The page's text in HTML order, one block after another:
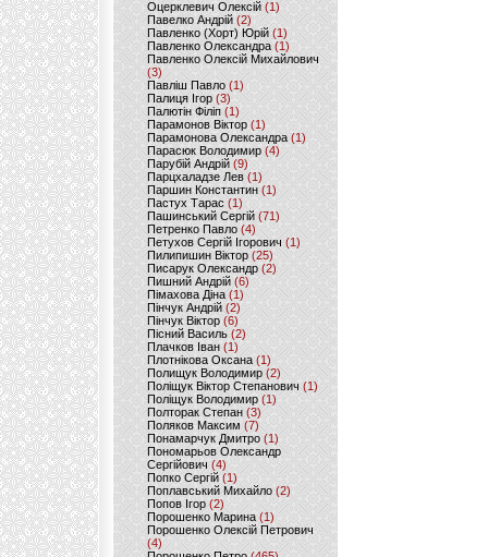
Оцерклевич Олексій (1)
Павелко Андрій (2)
Павленко (Хорт) Юрій (1)
Павленко Олександра (1)
Павленко Олексій Михайлович
(3)
Павліш Павло(1)
Палиця Ігор (3)
Палютін Філіп(1)
Парамонов Віктор (1)
Парамонова Олександра(1)
Парасюк Володимир(4)
Парубій Андрій (9)
Парцхаладзе Лев (1)
Паршин Константин(1)
Пастух Тарас (1)
Пашинський Сергій (71)
Петренко Павло (4)
Петухов Сергій Ігорович (1)
Пилипишин Віктор(25)
Писарук Олександр(2)
Пишний Андрій (6)
Пімахова Діна(1)
Пінчук Андрій(2)
Пінчук Віктор (6)
Пісний Василь (2)
Плачков Іван(1)
Плотнікова Оксана (1)
Полищук Володимир(2)
Поліщук Віктор Степанович(1)
Поліщук Володимир (1)
Полторак Степан(3)
Поляков Максим (7)
Понамарчук Дмитро (1)
Пономарьов Олександр
Сергійович(4)
Попко Сергій (1)
Поплавський Михайло (2)
Попов Ігор(2)
Порошенко Марина (1)
Порошенко Олексій Петрович
(4)